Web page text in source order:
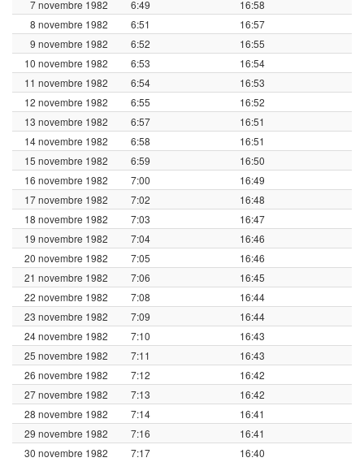
7 novembre 1982 6:49
16:58
8 novembre 1982
6:51
16:57
9 novembre 1982
6:52
16:55
10 novembre 1982
6:53
16:54
11 novembre 1982
6:54
16:53
12 novembre 1982
6:55
16:52
13 novembre 1982
6:57
16:51
14 novembre 1982
6:58
16:51
15 novembre 1982
6:59
16:50
16 novembre 1982
7:00
16:49
17 novembre 1982
7:02
16:48
18 novembre 1982
7:03
16:47
19 novembre 1982
7:04
16:46
20 novembre 1982
7:05
16:46
21 novembre 1982
7:06
16:45
22 novembre 1982
7:08
16:44
23 novembre 1982
7:09
16:44
24 novembre 1982
7:10
16:43
25 novembre 1982
7:11
16:43
26 novembre 1982
7:12
16:42
27 novembre 1982
7:13
16:42
28 novembre 1982
7:14
16:41
29 novembre 1982
7:16
16:41
30 novembre 1982
7:17 16:40